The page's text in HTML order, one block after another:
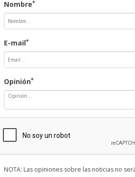
Nombre*
E-mail*
Opinión*
NOTA: Las opiniones sobre las noticias no